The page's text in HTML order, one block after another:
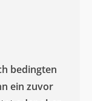
bedingten
ein zuvor